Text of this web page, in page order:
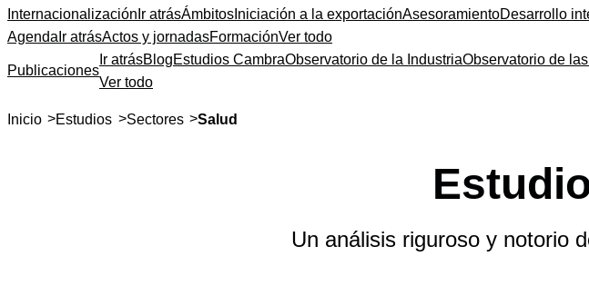
Internacionalización Ir atrásÁmbitos Iniciación a la exportaciónAsesoramientoDesarrollo
Agenda Ir atrásActos y jornadasFormaciónVer todo
Publicaciones
Ir atrásBlogEstudios CambraObservatorio de la IndustriaObservatorio de
Ver todo
Inicio >Estudios >Sectores >Salud
Un análisis riguroso y notorio